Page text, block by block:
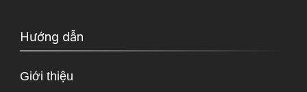
Hướng dẫn
Giới thiệu